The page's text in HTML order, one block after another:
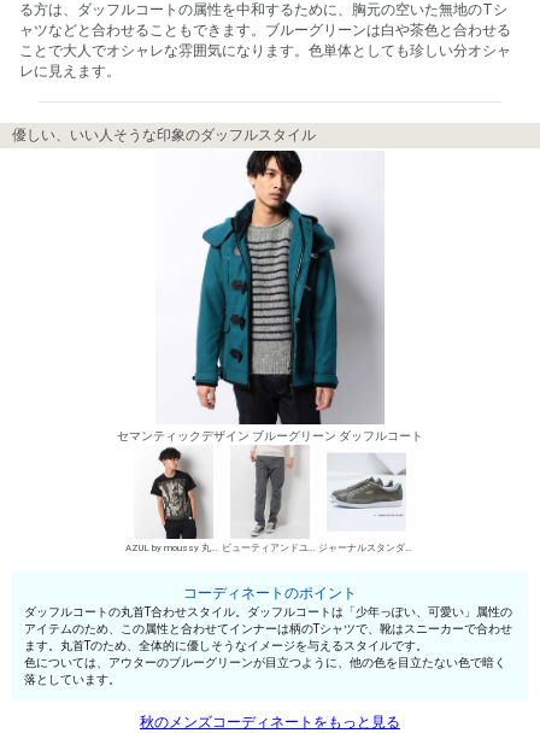
る方は、ダッフルコートの属性を中和するために、胸元の空いた無地のTシ
ャツなどと合わせることもできます。ブルーグリーンは白や茶色と合わせる
ことで大人でオシャレな雰囲気になります。色単体としても珍しい分オシャ
レに見えます。
優しい、いい人そうな印象のダッフルスタイル
セマンティックデザイン ブルーグリーン ダッフルコート
AZUL by moussy 丸首Tシャツ ビューティアンドユース ユナイテッドアローズ デニムパンツ・ジーンズ ジャーナルスタンダード ローカットスニーカー
コーディネートのポイント
ダッフルコートの丸首T合わせスタイル。ダッフルコートは「少年っぽい、可愛い」属性の
アイテムのため、この属性と合わせてインナーは柄のTシャツで、靴はスニーカーで合わせ
ます。丸首Tのため、全体的に優しそうなイメージを与えるスタイルです。
色については、アウターのブルーグリーンが目立つように、他の色を目立たない色で暗く
落としています。
秋のメンズコーディネートをもっと見る